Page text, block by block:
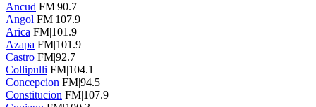
Ancud FM|90.7
Angol FM|107.9
Arica FM|101.9
Azapa FM|101.9
Castro FM|92.7
Collipulli FM|104.1
Concepcion FM|94.5
Constitucion FM|107.9